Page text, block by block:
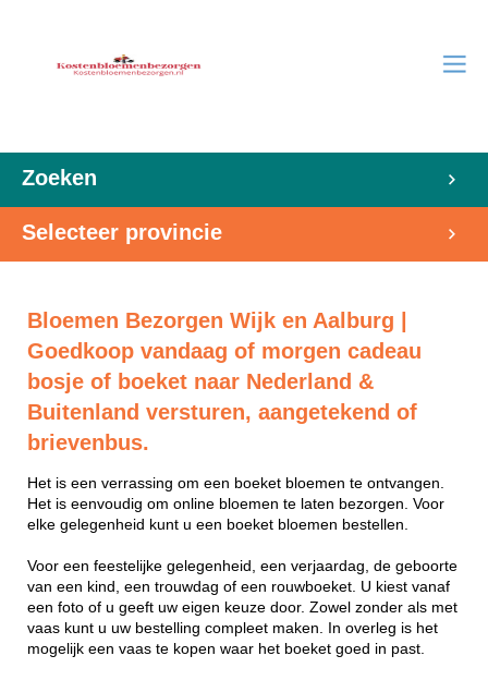
Zoeken
Selecteer provincie
Bloemen Bezorgen Wijk en Aalburg |
Goedkoop vandaag of morgen cadeau
bosje of boeket naar Nederland &
Buitenland versturen, aangetekend of
brievenbus.
Het is een verrassing om een boeket bloemen te ontvangen.
Het is eenvoudig om online bloemen te laten bezorgen. Voor
elke gelegenheid kunt u een boeket bloemen bestellen.
Voor een feestelijke gelegenheid, een verjaardag, de geboorte
van een kind, een trouwdag of een rouwboeket. U kiest vanaf
een foto of u geeft uw eigen keuze door. Zowel zonder als met
vaas kunt u uw bestelling compleet maken. In overleg is het
mogelijk een vaas te kopen waar het boeket goed in past.